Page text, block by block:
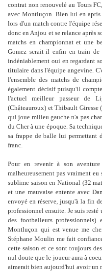
contrat non renouvelé au Tours
avec Montluçon. Bien lui en
lors d'un match contre l'équipe
donc en Anjou et se relance après
matchs en championnat et une
Gomez serait-il enfin en train de
indéniablement oui en regardant
titulaire dans l'équipe angevine.
l'ensemble des matchs de
également décisif puisqu'il
l'actuel meilleur passeur de
(Châteauroux) et Thibault
qui joue milieu gauche n'a pas
du Cher à une époque. Sa
sa frappe de balle lui permettant
franc.
Pour en revenir à son
malheureusement pas vraiment
sublime saison en National (32
et une mauvaise entente avec
envoyé en réserve, jusqu'à la fin
professionnel ensuite. Je suis
des footballeurs
Montluçon qui est venue me
Stéphane Moulin me fait
cette saison et ce sont toujours
nul doute que le joueur aura à
aimerait bien aujourd'hui avoir un